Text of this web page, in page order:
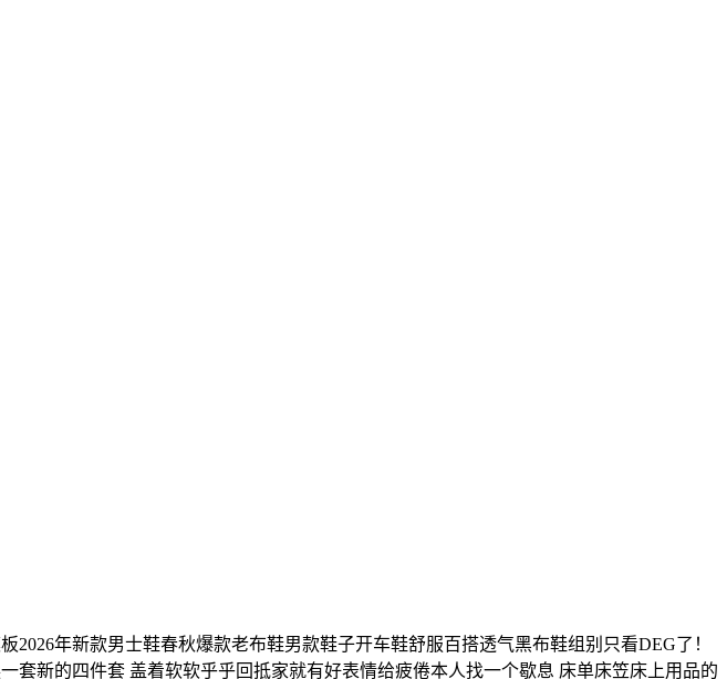
年新款男士鞋春秋爆款老布鞋男款鞋子开车鞋舒服百搭透气黑布鞋组别只看DEG了！
套新的四件套 盖着软软乎乎回抵家就有好表情给疲倦本人找一个歇息 床单床笠床上用品的